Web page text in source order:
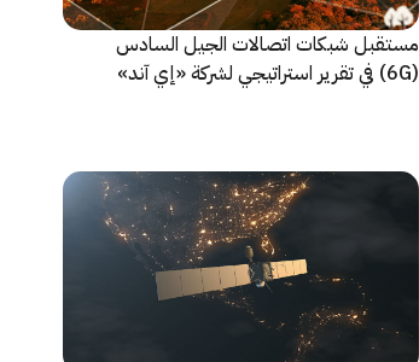
مستقبل شبكات اتصالات الجيل السادس
(6G) في تقرير استراتيجي لشركة «إي آند»